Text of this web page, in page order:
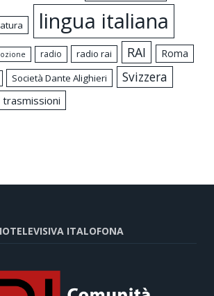
lingua italiana
radio radio rai RAI
Roma
Società Dante Alighieri Svizzera
trasmissioni
ITALOFONA